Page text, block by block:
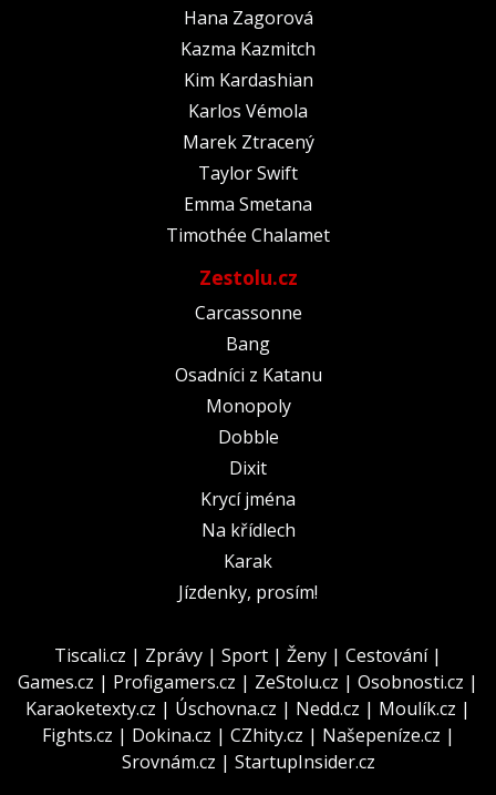
Hana Zagorová
Kazma Kazmitch
Kim Kardashian
Karlos Vémola
Marek Ztracený
Taylor Swift
Emma Smetana
Timothée Chalamet
Zestolu.cz
Carcassonne
Bang
Osadníci z Katanu
Monopoly
Dobble
Dixit
Krycí jména
Na křídlech
Karak
Jízdenky, prosím!
Tiscali.cz | Zprávy | Sport | Ženy | Cestování|
Games.cz | Profigamers.cz | ZeStolu.cz | Osobnosti.cz |
Karaoketexty.cz | Úschovna.cz | Nedd.cz | Moulík.cz |
Fights.cz | Dokina.cz | CZhity.cz | Našepeníze.cz |
Srovnám.cz | StartupInsider.cz